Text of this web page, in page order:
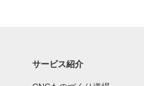
サービス紹介